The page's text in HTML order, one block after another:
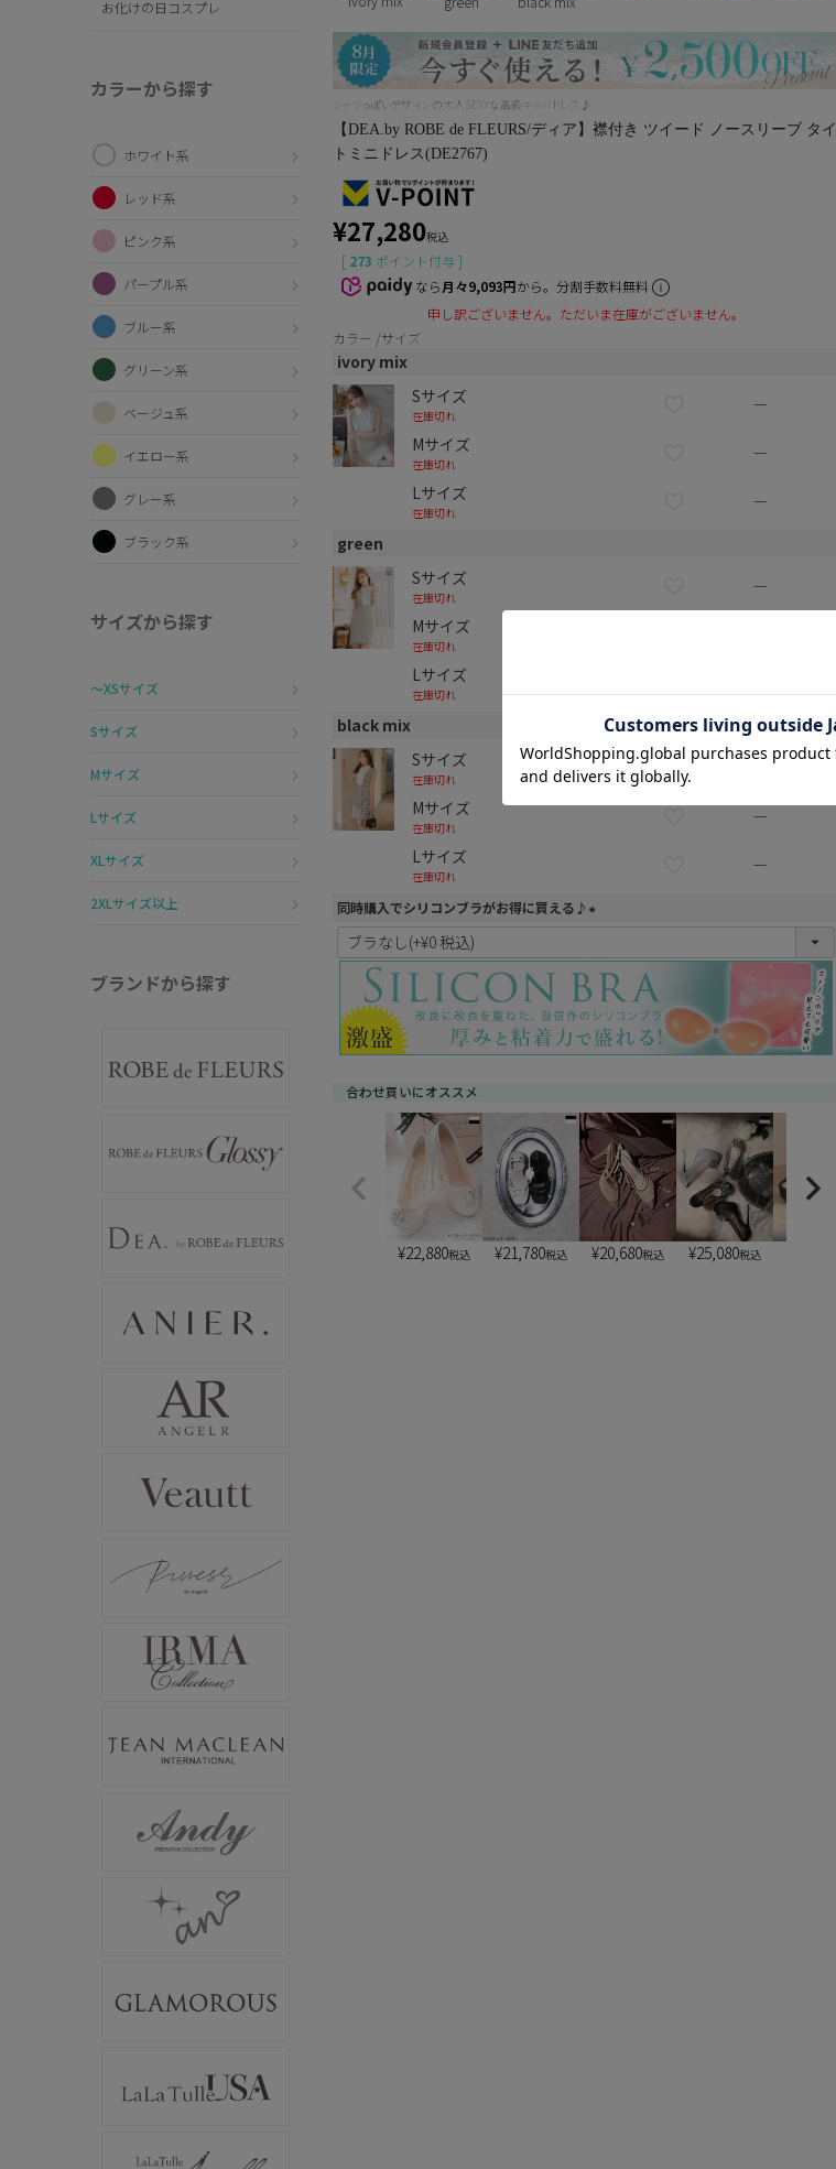
お化けの日コスプレ
カラーから探す
ホワイト系
レッド系
ピンク系
パープル系
ブルー系
グリーン系
ベージュ系
イエロー系
グレー系
ブラック系
サイズから探す
〜XSサイズ
Sサイズ
Mサイズ
Lサイズ
XLサイズ
2XLサイズ以上
ブランドから探す
シャツっぽいデザインの大人SEXYな高級キャバドレス♪
【DEA.by ROBE de FLEURS/ディア】襟付き ツイード ノースリーブ タイ
トミニドレス(DE2767)
¥27,280税込
[ 273 ポイント付与 ]
なら月々9,093円から。分割手数料無料
申し訳ございません。ただいま在庫がございません。
カラー
サイズ
ivory mix
Sサイズ
在庫切れ
—
Mサイズ
在庫切れ
—
Lサイズ
在庫切れ
—
green
Sサイズ
在庫切れ
—
Mサイズ
在庫切れ
Lサイズ
在庫切れ
black mix
Sサイズ
在庫切れ
Mサイズ
在庫切れ
—
Lサイズ
在庫切れ
—
同時購入でシリコンブラがお得に買える♪
(
須
)
合わせ買いにオススメ
¥22,880税込 ¥21,780税込 ¥20,680税込 ¥25,080税込